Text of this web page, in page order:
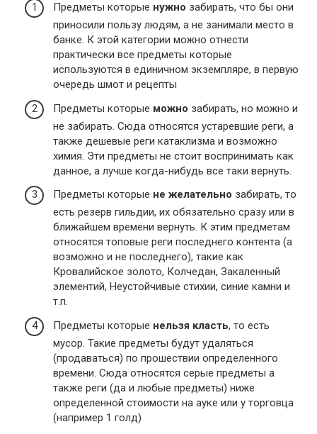
Предметы которые нужно забирать, что бы они
приносили пользу людям, а не занимали место в
банке. К этой категории можно отнести
практически все предметы которые
используются в единичном экземпляре, в первую
очередь шмот и рецепты
Предметы которые можно забирать, но можно и
не забирать. Сюда относятся устаревшие реги, а
также дешевые реги катаклизма и возможно
химия. Эти предметы не стоит воспринимать как
данное, а лучше когда-нибудь все таки вернуть.
Предметы которые не желательно забирать, то
есть резерв гильдии, их обязательно сразу или в
ближайшем времени вернуть. К этим предметам
относятся топовые реги последнего контента (а
возможно и не последнего), такие как
Кровалийское золото, Колчедан, Закаленный
элементий, Неустойчивые стихии, синие камни и
т.п.
Предметы которые нельзя класть, то есть
мусор. Такие предметы будут удаляться
(продаваться) по прошествии определенного
времени. Сюда относятся серые предметы а
также реги (да и любые предметы) ниже
определенной стоимости на ауке или у торговца
(например 1 голд)